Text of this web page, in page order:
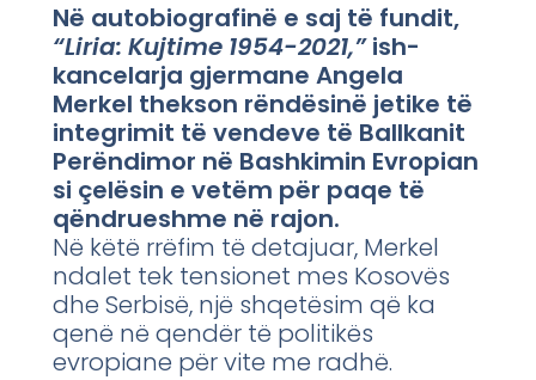
Në autobiografinë e saj të fundit,
“Liria: Kujtime 1954-2021,”ish-
kancelarja gjermane Angela
Merkel thekson rëndësinë jetike të
integrimit të vendeve të Ballkanit
Perëndimor në Bashkimin Evropian
si çelësin e vetëm për paqe të
qëndrueshme në rajon.
Në këtë rrëfim të detajuar, Merkel
ndalet tek tensionet mes Kosovës
dhe Serbisë, një shqetësim që ka
qenë në qendër të politikës
evropiane për vite me radhë.